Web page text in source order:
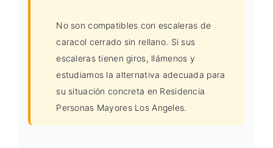
No son compatibles con escaleras de
caracol cerrado sin rellano. Si sus
escaleras tienen giros, llámenos y
estudiamos la alternativa adecuada para
su situación concreta en Residencia
Personas Mayores Los Angeles.